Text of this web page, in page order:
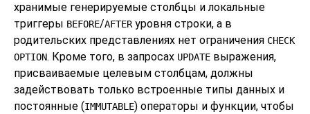
хранимые генерируемые столбцы и локальные
триггеры BEFORE/AFTERуровня строки, а в
родительских представлениях нет ограничения CHECK
OPTION. Кроме того, в запросах UPDATE выражения,
присваиваемые целевым столбцам, должны
задействовать только встроенные типы данных и
постоянные (IMMUTABLE) операторы и функции, чтобы